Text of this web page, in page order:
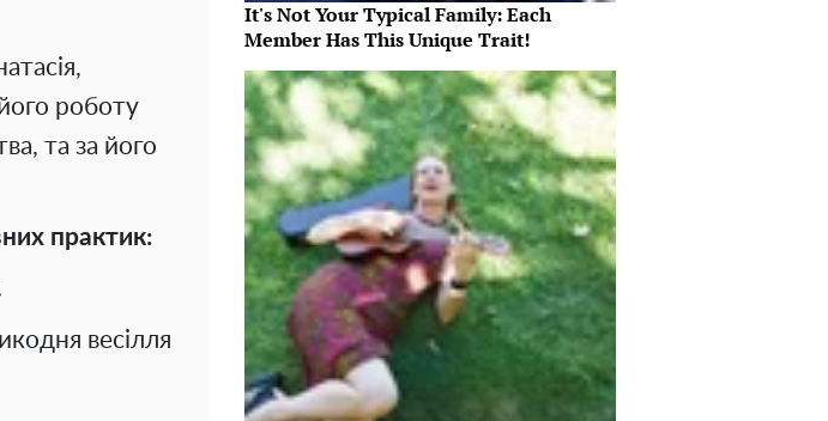
роботу
та за його
практик:
весілля
It's Not Your Typical Family: Each
Member Has This Unique Trait!